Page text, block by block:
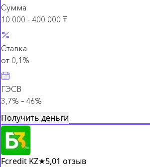
Сумма
10 000 - 400 000 ₸
Ставка
от 0,1%
ГЭСВ
3,7% – 46%
Получить деньги
Fcredit KZ★5,01 отзыв